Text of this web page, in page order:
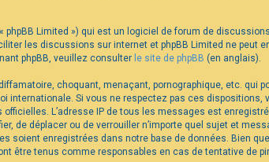
phpBB Limited ») qui est un logiciel de forum de
les discussions sur internet et phpBB Limited ne
phpBB, veuillez consulter le site de phpBB (en anglais).
choquant, menaçant, pornographique, etc. qui
internationale. Si vous ne respectez pas ces
L’adresse IP de tous les messages est
de déplacer ou de verrouiller n’importe quel sujet et
soient enregistrées dans notre base de données. Bien
être tenus comme responsables en cas de tentative de